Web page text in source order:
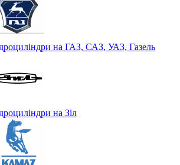
на ГАЗ, САЗ, УАЗ, Газель
на Зіл